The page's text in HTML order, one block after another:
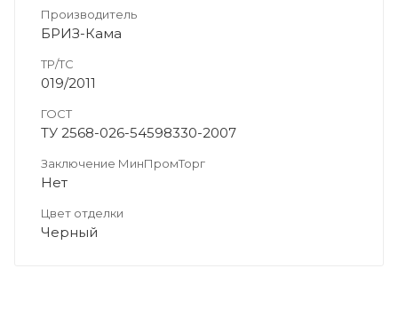
Производитель
БРИЗ-Кама
ТР/ТС
019/2011
ГОСТ
ТУ 2568-026-54598330-2007
Заключение МинПромТорг
Нет
Цвет отделки
Черный